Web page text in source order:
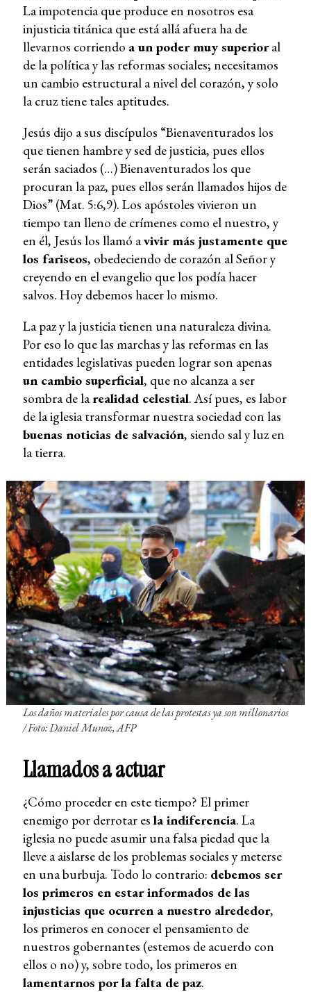
La impotencia que produce en nosotros esa
injusticia titánica que está allá afuera ha de
llevarnos corriendo a un poder muy superioral
de la política y las reformas sociales; necesitamos
un cambio estructural a nivel del corazón, y solo
la cruz tiene tales aptitudes.
Jesús dijo a sus discípulos “Bienaventurados los
que tienen hambre y sed de justicia, pues ellos
serán saciados (…) Bienaventurados los que
procuran la paz, pues ellos serán llamados hijos de
Dios” (Mat. 5:6,9). Los apóstoles vivieron un
tiempo tan lleno de crímenes como el nuestro, y
en él, Jesús los llamó avivir más justamente que
los fariseos, obedeciendo de corazón al Señor y
creyendo en el evangelio que los podía hacer
salvos. Hoy debemos hacer lo mismo.
La paz y la justicia tienen una naturaleza divina.
Por eso lo que las marchas y las reformas en las
entidades legislativas pueden lograr son apenas
un cambio superficial, que no alcanza a ser
sombra de la realidad celestial. Así pues, es labor
de la iglesia transformar nuestra sociedad con las
buenas noticias de salvación, siendo sal y luz en
la tierra.
Los daños materiales por causa de las protestas ya son millonarios
/Foto: Daniel Munoz, AFP
Llamados a actuar
¿Cómo proceder en este tiempo? El primer
enemigo por derrotar es la indiferencia. La
iglesia no puede asumir una falsa piedad que la
lleve a aislarse de los problemas sociales y meterse
en una burbuja. Todo lo contrario: debemos ser
los primeros en estar informados de las
injusticias que ocurren a nuestro alrededor,
los primeros en conocer el pensamiento de
nuestros gobernantes (estemos de acuerdo con
ellos o no) y, sobre todo, los primeros en
lamentarnos por la falta de paz.